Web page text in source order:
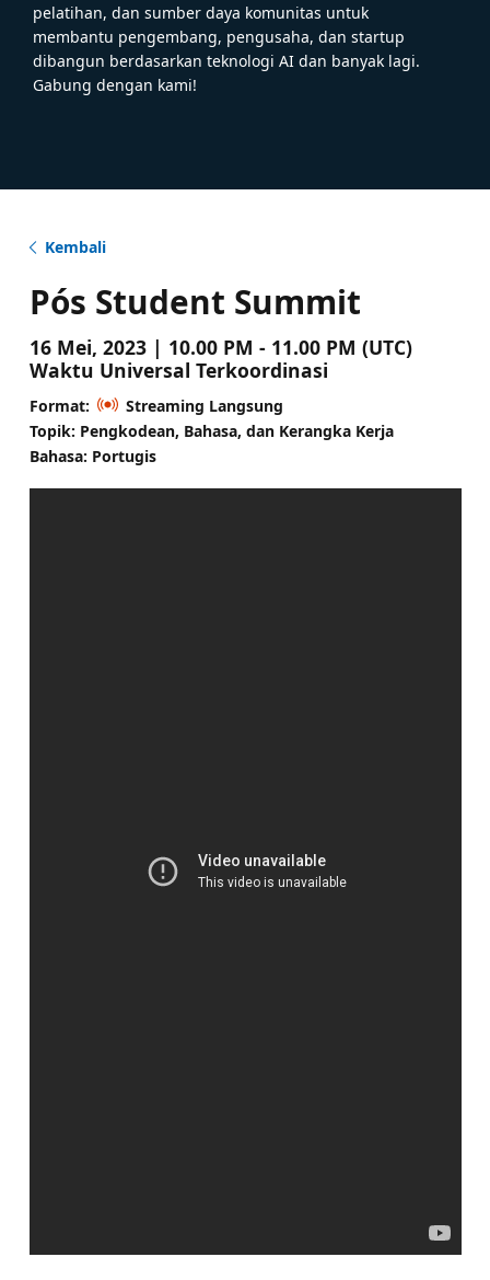
pelatihan, dan sumber daya komunitas untuk
membantu pengembang, pengusaha, dan startup
dibangun berdasarkan teknologi AI dan banyak lagi.
Gabung dengan kami!
Kembali
Pós Student Summit
16 Mei, 2023 | 10.00 PM - 11.00 PM (UTC)
Waktu Universal Terkoordinasi
Format:
Streaming Langsung
Topik: Pengkodean, Bahasa, dan Kerangka Kerja
Bahasa: Portugis